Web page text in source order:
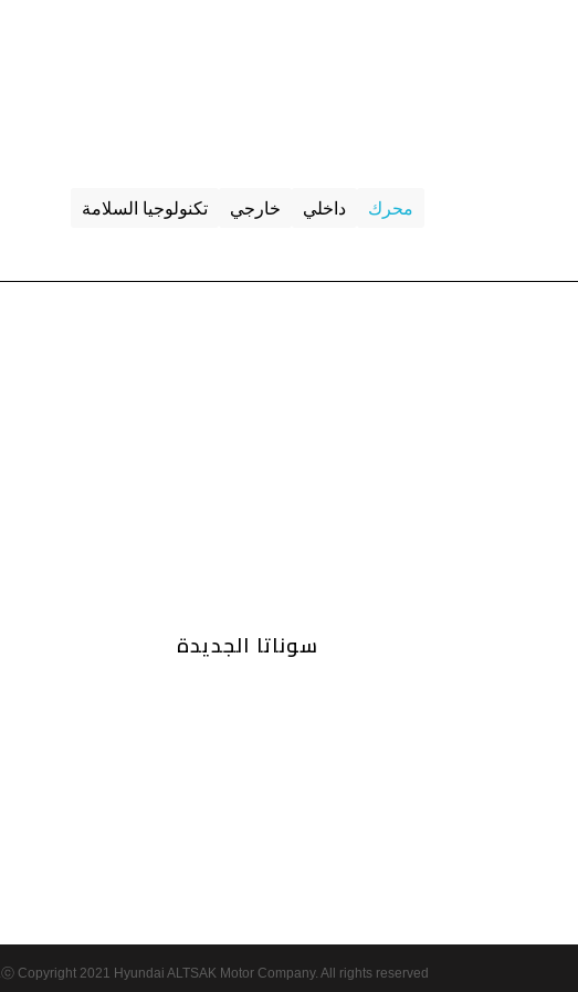
محرك داخلي خارجي تكنولوجيا السلامة
سوناتا الجديدة
ⓒ Copyright 2021 Hyundai ALTSAK Motor Company. All rights reserved.